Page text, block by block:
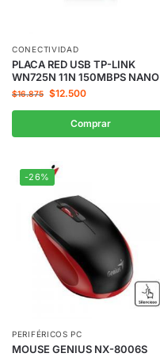
CONECTIVIDAD
PLACA RED USB TP-LINK
WN725N 11N 150MBPS NANO
$16.875 $12.500
Comprar
-26%
PERIFÉRICOS PC
MOUSE GENIUS NX-8006S